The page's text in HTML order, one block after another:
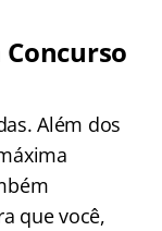
Além dos
que você,